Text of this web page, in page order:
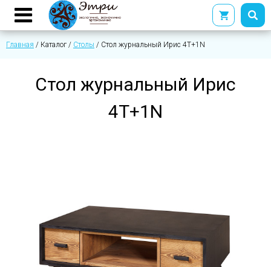
Главная / Каталог / Столы / Стол журнальный Ирис 4Т+1N
Стол журнальный Ирис
4Т+1N